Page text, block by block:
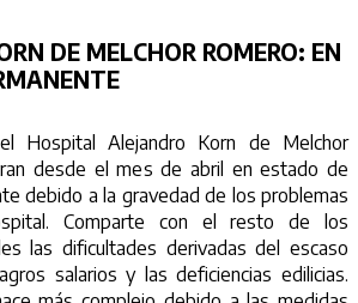
DE MELCHOR ROMERO: EN
Hospital Alejandro Korn de Melchor
desde el mes de abril en estado de
debido a la gravedad de los problemas
Comparte con el resto de los
las dificultades derivadas del escaso
salarios y las deficiencias edilicias.